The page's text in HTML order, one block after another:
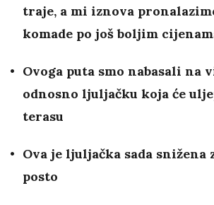
traje, a mi iznova
komade po još boljim
Ovoga puta smo nabasali na
odnosno ljuljačku koja će
terasu
Ova je ljuljačka sada snižena
posto